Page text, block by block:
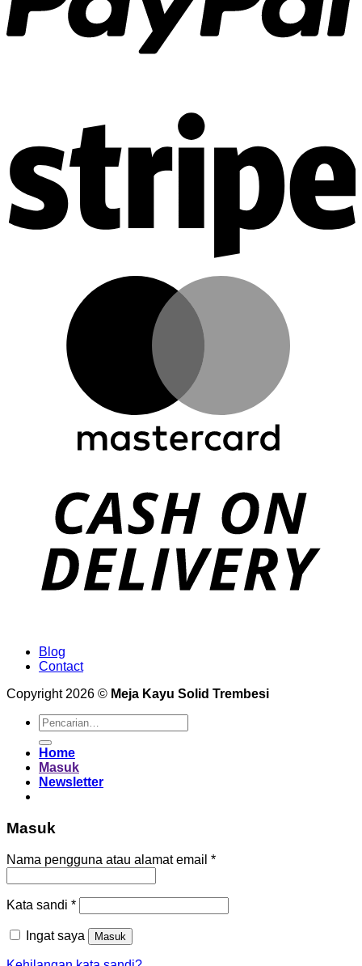
Blog
Contact
Copyright 2026 © Meja Kayu Solid Trembesi
Pencarian
untuk:
Home
Masuk
Newsletter
Masuk
Nama pengguna atau alamat email *Wajib
Kata sandi *Wajib
Ingat saya Masuk